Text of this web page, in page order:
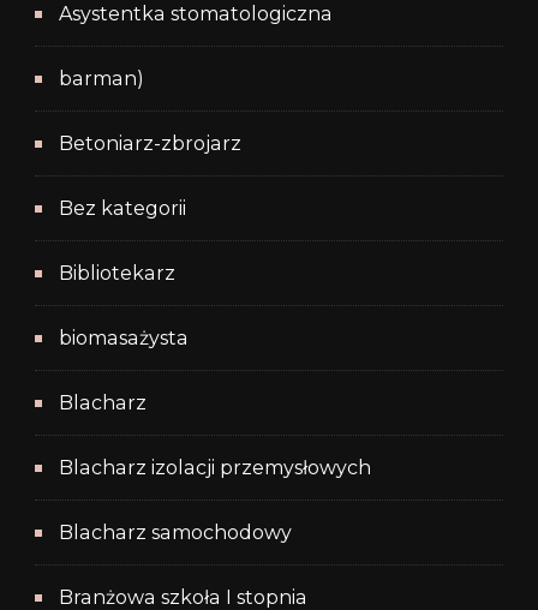
Asystentka stomatologiczna
barman)
Betoniarz-zbrojarz
Bez kategorii
Bibliotekarz
biomasażysta
Blacharz
Blacharz izolacji przemysłowych
Blacharz samochodowy
Branżowa szkoła I stopnia